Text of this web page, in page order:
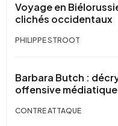
Voyage en
clichés occidentaux
PHILIPPE STROOT
Barbara Butch :
offensive médiatique
CONTRE ATTAQUE